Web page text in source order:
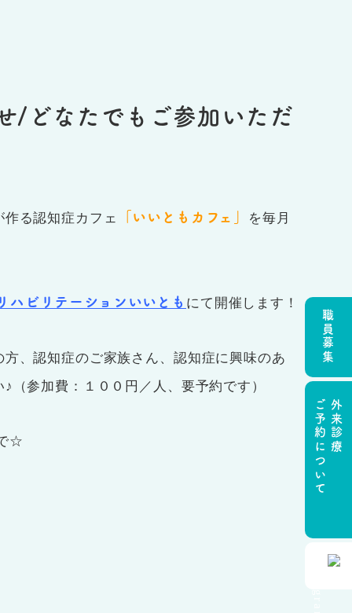
/どなたでもご参加いただ
る認知症カフェ 「いいともカフェ」 を毎月
ビリテーションいいとも にて開催します！
方、認知症のご家族さん、認知症に興味のあ
参加費：１００円／人、要予約です）
☆
職員募集
外来診療
ご予約について